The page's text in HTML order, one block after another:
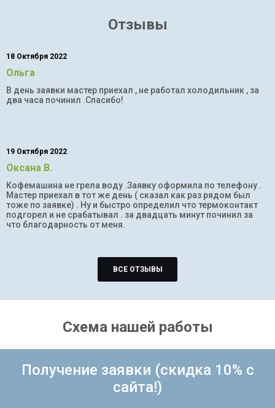
Отзывы
18 Октября 2022
Ольга
В день заявки мастер приехал , не работал холодильник , за
два часа починил .Спасибо!
19 Октября 2022
Оксана В.
Кофемашина не грела воду .Заявку оформила по телефону .
Мастер приехал в тот же день ( сказал как раз рядом был
тоже по заявке) . Ну и быстро определил что термоконтакт
подгорел и не срабатывал . за двадцать минут починил за
что благодарность от меня.
ВСЕ ОТЗЫВЫ
Схема нашей работы
Получение заявки (скидка 10% с
сайта!)